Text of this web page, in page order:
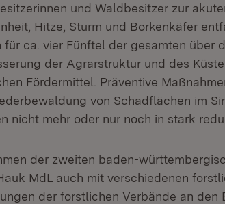
und Waldbesitzer zur
Hitze, Sturm und Borkenkäfer
für ca. vier Fünftel der gesamten über
der Agrarstruktur und des
Fördermittel. Präventive
von Schadflächen im
nicht mehr oder nur noch in stark
der zweiten baden-
MdL auch mit verschiedenen
der forstlichen Verbände an